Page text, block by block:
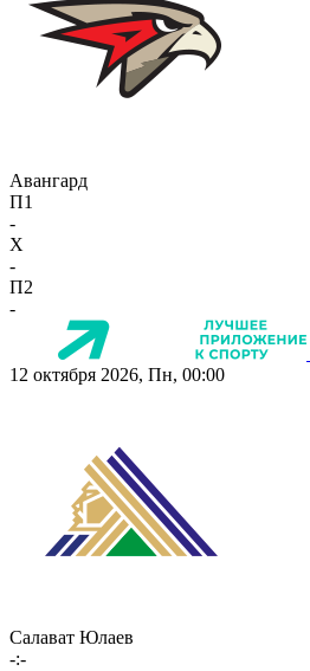
Авангард
П1
-
X
-
П2
-
12 октября 2026, Пн, 00:00
Салават Юлаев
-:-